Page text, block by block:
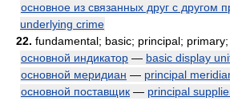
основное из связанных друг с другом
underlying crime
22. fundamental; basic; principal;
основной индикатор — basic display
основной меридиан — principal
основной поставщик — principal